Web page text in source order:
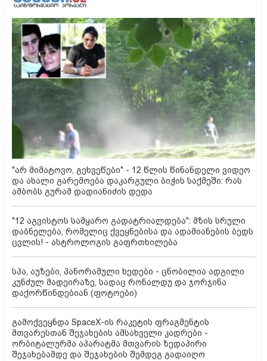
"არ მიმატოვო, გეხვეწები" - 12 წლის წინანდელი ვიდეო
და ახალი გარემოება დაკარგული ბიჭის საქმეში: რას
ამბობს გურამ დადიანიძის დედა
"12 აგვისტოს სამყარო გადატრიალდება": მზის სრული
დაბნელება, რომელიც ქვეყნებისა და ადამიანების ბედს
ცვლის! - ასტროლოგის გაფრთხილება
სპა, აუზები, პანორამული ხედები - ცნობილია ადგილი
კუნძულ მადეირაზე, სადაც რონალდუ და ჯორჯინა
დაქორწინდებიან (ფოტოები)
გამოქვეყნდა SpaceX-ის რაკეტის ფრაგმენტის
მთვარესთან შეჯახების ამსახველი კადრები -
ორბიტალურმა აპარატმა მთვარის ზედაპირი
შეჯახებამდე და შეჯახების შემდეგ გადაიღო